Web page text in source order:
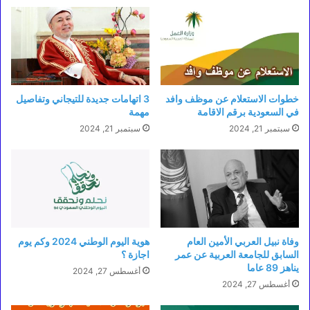
خطوات الاستعلام عن موظف وافد
في السعودية برقم الاقامة
سبتمبر 21, 2024
3 اتهامات جديدة للتيجاني وتفاصيل
مهمة
سبتمبر 21, 2024
وفاة نبيل العربي الأمين العام
السابق للجامعة العربية عن عمر
يناهز 89 عاما
أغسطس 27, 2024
هوية اليوم الوطني 2024 وكم يوم
اجازة ؟
أغسطس 27, 2024